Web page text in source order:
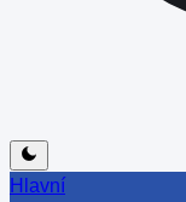
Hlavní